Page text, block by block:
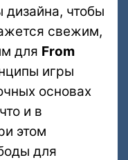
дизайна, чтобы
свежим,
для From
игры
основах
и в
этом
для